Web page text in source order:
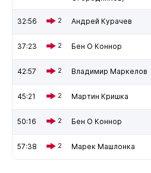
32:56 2 Андрей Курачев
37:23 2 Бен О Коннор
42:57 2 Владимир Маркелов
45:21 2 Мартин Кришка
50:16 2 Бен О Коннор
57:38 2 Марек Машлонка